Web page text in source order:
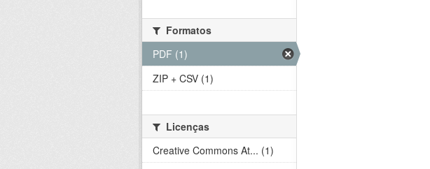
Formatos
PDF (1)
ZIP + CSV (1)
Licenças
Creative Commons At... (1)